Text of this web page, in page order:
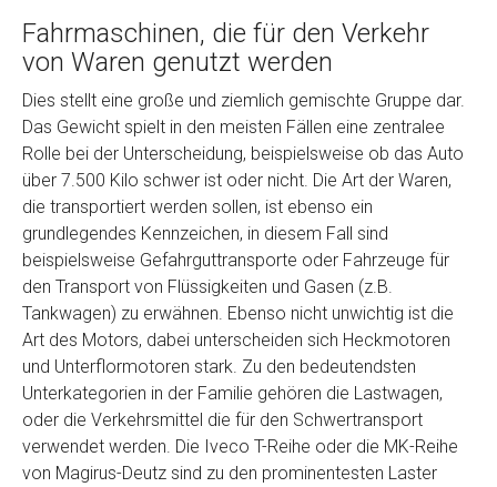
Kilometerstand
Preisvorstellung
Name*
Telefon
Email
PLZ und Ort
Foto Nr. 1
Fahrmaschinen, die für den Verkehr
von Waren genutzt werden
Dies stellt eine große und ziemlich gemischte Gruppe dar.
Das Gewicht spielt in den meisten Fällen eine zentralee
Rolle bei der Unterscheidung, beispielsweise ob das Auto
über 7.500 Kilo schwer ist oder nicht. Die Art der Waren,
die transportiert werden sollen, ist ebenso ein
grundlegendes Kennzeichen, in diesem Fall sind
beispielsweise Gefahrguttransporte oder Fahrzeuge für
den Transport von Flüssigkeiten und Gasen (z.B.
Tankwagen) zu erwähnen. Ebenso nicht unwichtig ist die
Art des Motors, dabei unterscheiden sich Heckmotoren
und Unterflormotoren stark. Zu den bedeutendsten
Unterkategorien in der Familie gehören die Lastwagen,
oder die Verkehrsmittel die für den Schwertransport
verwendet werden. Die Iveco T-Reihe oder die MK-Reihe
von Magirus-Deutz sind zu den prominentesten Laster